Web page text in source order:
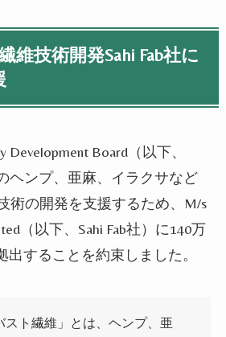
維技術開発Sahi Fab社に
Development Board（以下、
ヘンプ、亜麻、イラクサなど
術の開発を支援するため、M/s
（以下、Sahi Fab社）に140万
出することを約束しました。
スト繊維」とは、ヘンプ、亜